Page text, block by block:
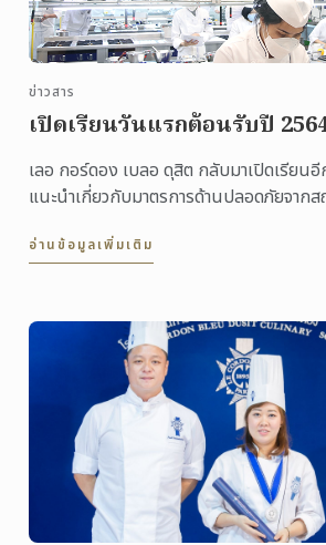
ข่าวสาร
เปิดเรียนวันแรกต้อนรับปี
เลอ กอร์ดอง เบลอ ดุสิต กลับมาเปิดเรียนอี
แนะนำเกี่ยวกับมาตรการด้านปลอดภัยจาก
อ่านข้อมูลเพิ่มเติม